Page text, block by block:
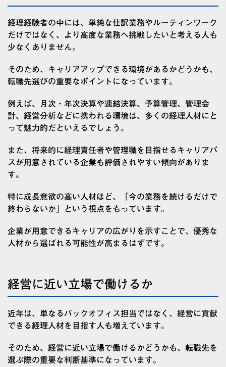
経理経験者の中には、単純な仕訳業務やルーティンワーク
だけではなく、より高度な業務へ挑戦したいと考える人も
少なくありません。
そのため、キャリアアップできる環境があるかどうかも、
転職先選びの重要なポイントになっています。
例えば、月次・年次決算や連結決算、予算管理、管理会
計、経営分析などに携われる環境は、多くの経理人材にと
って魅力的だといえるでしょう。
また、将来的に経理責任者や管理職を目指せるキャリアパ
スが用意されている企業も評価されやすい傾向がありま
す。
特に成長意欲の高い人材ほど、「今の業務を続けるだけで
終わらないか」という視点をもっています。
企業が用意できるキャリアの広がりを示すことで、優秀な
人材から選ばれる可能性が高まるはずです。
経営に近い立場で働けるか
近年は、単なるバックオフィス担当ではなく、経営に貢献
できる経理人材を目指す人も増えています。
そのため、経営に近い立場で働けるかどうかも、転職先を
選ぶ際の重要な判断基準になっています。